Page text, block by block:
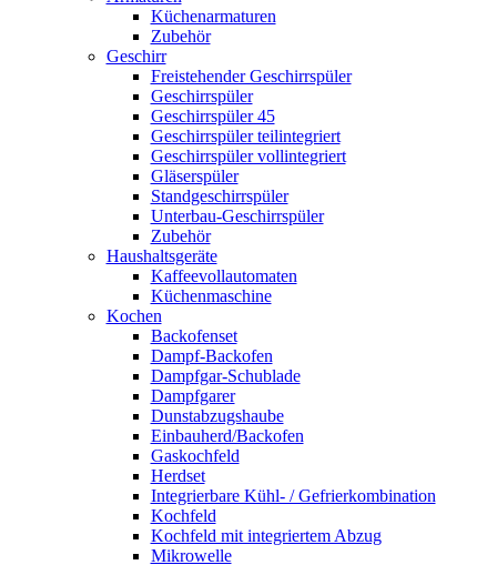
Küchenarmaturen
Zubehör
Geschirr
Freistehender Geschirrspüler
Geschirrspüler
Geschirrspüler 45
Geschirrspüler teilintegriert
Geschirrspüler vollintegriert
Gläserspüler
Standgeschirrspüler
Unterbau-Geschirrspüler
Zubehör
Haushaltsgeräte
Kaffeevollautomaten
Küchenmaschine
Kochen
Backofenset
Dampf-Backofen
Dampfgar-Schublade
Dampfgarer
Dunstabzugshaube
Einbauherd/Backofen
Gaskochfeld
Herdset
Integrierbare Kühl- / Gefrierkombination
Kochfeld
Kochfeld mit integriertem Abzug
Mikrowelle